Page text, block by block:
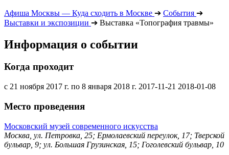
Афиша Москвы — Куда сходить в Москве ➔ События ➔
Выставки и экспозиции ➔ Выставка «Топография травмы»
Информация о событии
Когда проходит
с 21 ноября 2017 г. по 8 января 2018 г. 2017-11-21 2018-01-08
Место проведения
Московский музей современного искусства
Москва, ул. Петровка, 25; Ермолаевский переулок, 17; Тверской
бульвар, 9; ул. Большая Грузинская, 15; Гоголевский бульвар, 10